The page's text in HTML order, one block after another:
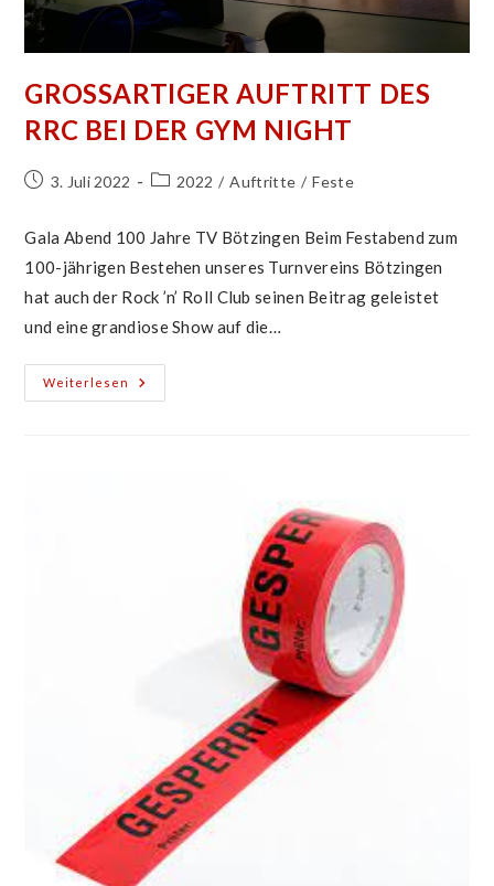
GROSSARTIGER AUFTRITT DES R
RC BEI DER GYM NIGHT
Beitrag3. Juli 2022
Beitrags-
2022 / Auftritte / Feste
Gala Abend 100 Jahre TV Bötzingen Beim Festabend zum
100-jährigen Bestehen unseres Turnvereins Bötzingen
hat auch der Rock ’n’ Roll Club seinen Beitrag geleistet
und eine grandiose Show auf die…
Weiterlesen
Großartiger
Auftritt